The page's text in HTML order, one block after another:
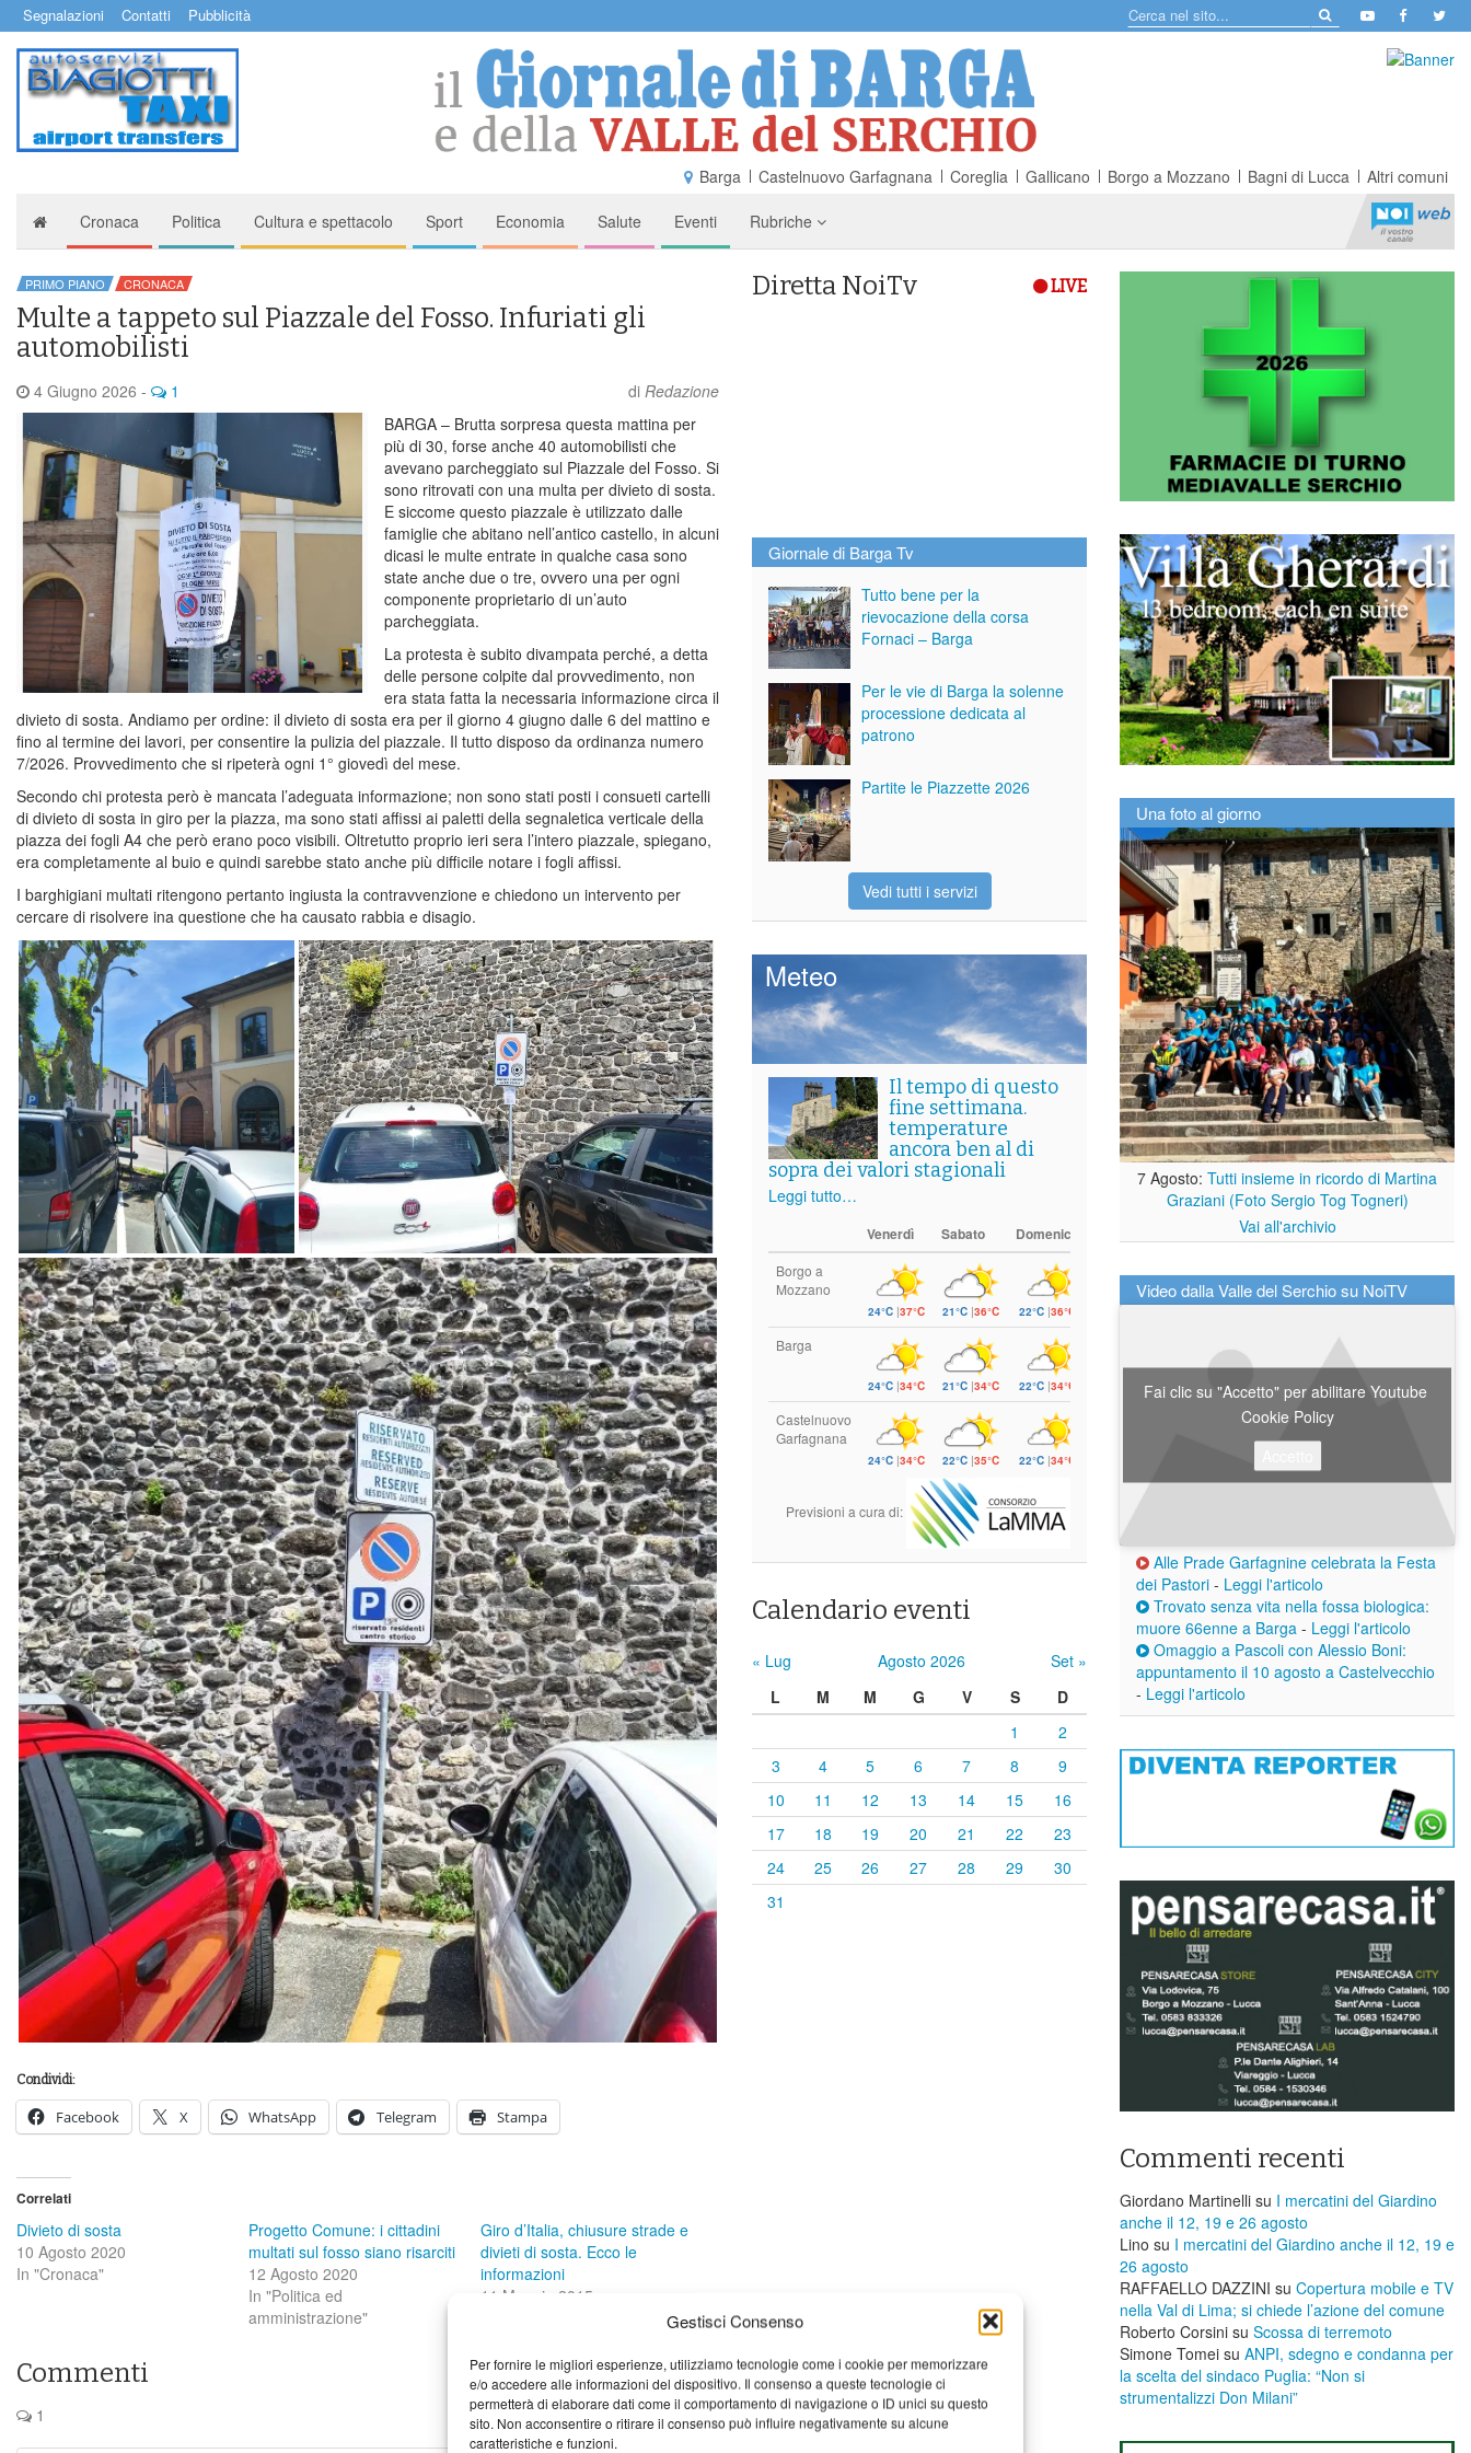
Gestisci Consenso
Per fornire le migliori esperienze, utilizziamo tecnologie come i cookie per memorizzare
e/o accedere alle informazioni del dispositivo. Il consenso a queste tecnologie ci
permetterà di elaborare dati come il comportamento di navigazione o ID unici su questo
sito. Non acconsentire o ritirare il consenso può influire negativamente su alcune
caratteristiche e funzioni.
Segnalazioni Contatti Pubblicità
Barga Castelnuovo Garfagnana Coreglia Gallicano Borgo a Mozzano Bagni di Lucca Altri comuni
Cronaca Politica Cultura e spettacolo Sport Economia Salute Eventi Rubriche
PRIMO PIANO CRONACA
Multe a tappeto sul Piazzale del Fosso. Infuriati gli
automobilisti
4 Giugno 2026 - 1 di Redazione
BARGA – Brutta sorpresa questa mattina per
più di 30, forse anche 40 automobilisti che
avevano parcheggiato sul Piazzale del Fosso. Si
sono ritrovati con una multa per divieto di sosta.
E siccome questo piazzale è utilizzato dalle
famiglie che abitano nell’antico castello, in alcuni
dicasi le multe entrate in qualche casa sono
state anche due o tre, ovvero una per ogni
componente proprietario di un’auto
parcheggiata.
La protesta è subito divampata perché, a detta
delle persone colpite dal provvedimento, non
era stata fatta la necessaria informazione circa il
divieto di sosta. Andiamo per ordine: il divieto di sosta era per il giorno 4 giugno dalle 6 del mattino e
fino al termine dei lavori, per consentire la pulizia del piazzale. Il tutto disposo da ordinanza numero
7/2026. Provvedimento che si ripeterà ogni 1° giovedì del mese.
Secondo chi protesta però è mancata l’adeguata informazione; non sono stati posti i consueti cartelli
di divieto di sosta in giro per la piazza, ma sono stati affissi ai paletti della segnaletica verticale della
piazza dei fogli A4 che però erano poco visibili. Oltretutto proprio ieri sera l’intero piazzale, spiegano,
era completamente al buio e quindi sarebbe stato anche più difficile notare i fogli affissi.
I barghigiani multati ritengono pertanto ingiusta la contravvenzione e chiedono un intervento per
cercare di risolvere ina questione che ha causato rabbia e disagio.
Condividi:
Facebook X WhatsApp Telegram Stampa
Correlati
Divieto di sosta
10 Agosto 2020
In "Cronaca"
Progetto Comune: i cittadini
multati sul fosso siano risarciti
12 Agosto 2020
In "Politica ed
amministrazione"
Giro d’Italia, chiusure strade e
divieti di sosta. Ecco le
informazioni
11 Maggio 2015
Commenti
1
Diretta NoiTv LIVE
Giornale di Barga Tv
Tutto bene per la
rievocazione della corsa
Fornaci – Barga
Per le vie di Barga la solenne
processione dedicata al
patrono
Partite le Piazzette 2026
Vedi tutti i servizi
Meteo
Il tempo di questo
fine settimana.
temperature
ancora ben al di
sopra dei valori stagionali
Leggi tutto…
Venerdì Sabato Domenica
Borgo a
Mozzano
24°C |37°C 21°C |36°C 22°C |36°C
Barga
24°C |34°C 21°C |34°C 22°C |34°C
Castelnuovo
Garfagnana
24°C |34°C 22°C |35°C 22°C |34°C
Previsioni a cura di:
Calendario eventi
« Lug Agosto 2026
Set »
L
M M G V S
D
1
2
3
4 5 6 7 8
9
10
11 12 13 14 15
16
17
18 19 20 21 22
23
24
25 26 27 28 29
30
31
Una foto al giorno
7 Agosto: Tutti insieme in ricordo di Martina
Graziani (Foto Sergio Tog Togneri)
Vai all'archivio
Video dalla Valle del Serchio su NoiTV
Fai clic su "Accetto" per abilitare Youtube
Cookie Policy
Alle Prade Garfagnine celebrata la Festa
dei Pastori - Leggi l'articolo
Trovato senza vita nella fossa biologica:
muore 66enne a Barga - Leggi l'articolo
Omaggio a Pascoli con Alessio Boni:
appuntamento il 10 agosto a Castelvecchio
- Leggi l'articolo
Commenti recenti
Giordano Martinelli su I mercatini del Giardino
anche il 12, 19 e 26 agosto
Lino su I mercatini del Giardino anche il 12, 19 e
26 agosto
RAFFAELLO DAZZINI su ​Copertura mobile e TV
nella Val di Lima; si chiede l’azione del comune
Roberto Corsini su Scossa di terremoto
Simone Tomei su ANPI, sdegno e condanna per
la scelta del sindaco Puglia: “Non si
strumentalizzi Don Milani”